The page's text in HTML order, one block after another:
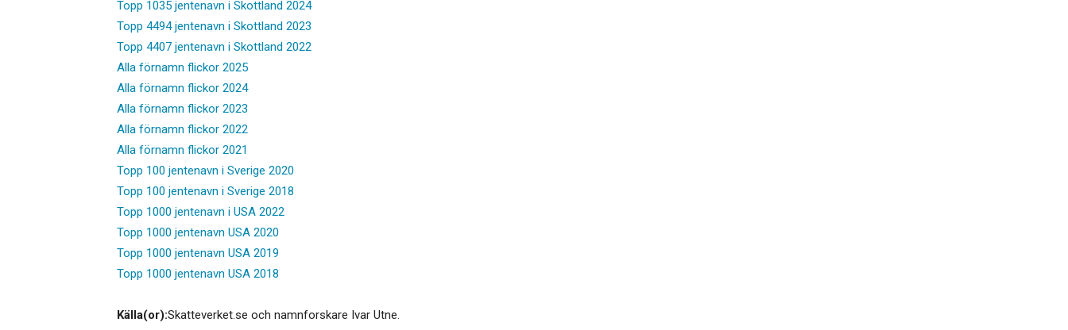
Topp 1035 jentenavn i Skottland 2024
Topp 4494 jentenavn i Skottland 2023
Topp 4407 jentenavn i Skottland 2022
Alla förnamn flickor 2025
Alla förnamn flickor 2024
Alla förnamn flickor 2023
Alla förnamn flickor 2022
Alla förnamn flickor 2021
Topp 100 jentenavn i Sverige 2020
Topp 100 jentenavn i Sverige 2018
Topp 1000 jentenavn i USA 2022
Topp 1000 jentenavn USA 2020
Topp 1000 jentenavn USA 2019
Topp 1000 jentenavn USA 2018
Källa(or):Skatteverket.se och namnforskare Ivar Utne.